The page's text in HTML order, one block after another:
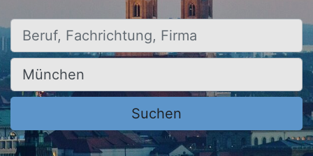
Beruf, Fachrichtung, Firma
Ort, Stadt
Suchen